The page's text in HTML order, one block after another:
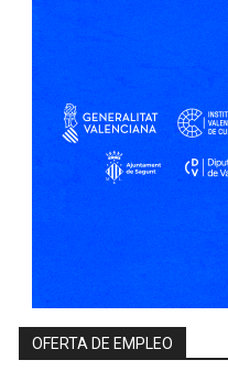
OFERTA DE EMPLEO